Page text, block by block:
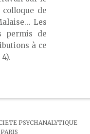
de
Les
permis de
à ce
PSYCHANALYTIQUE